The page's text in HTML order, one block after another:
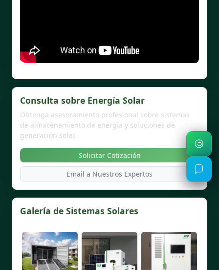
Consulta sobre Energía Solar
Obtenga asesoramiento profesional sobre sistemas
de almacenamiento de energía y soluciones de
generación solar.
Solicitar Cotización
Email a Nuestros Expertos
Galería de Sistemas Solares